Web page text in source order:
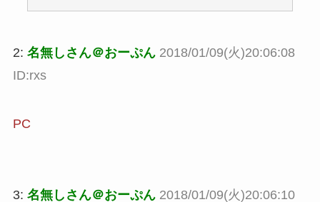
2: 名無しさん＠おーぷん 2018/01/09(火)20:06:08
ID:rxs
PC
3: 名無しさん＠おーぷん 2018/01/09(火)20:06:10